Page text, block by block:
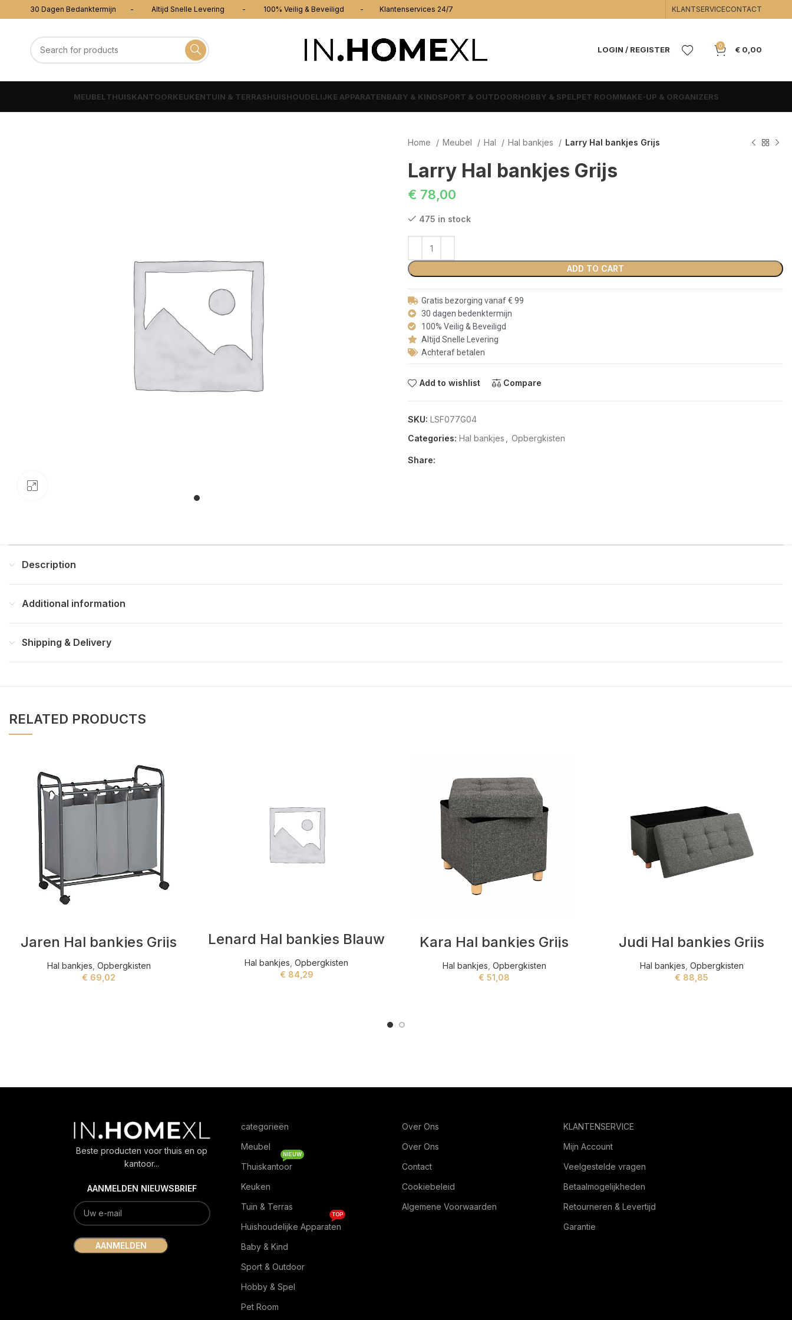
30 Dagen Bedanktermijn - Altijd Snelle Levering - 100% Veilig & Beveiligd - Klantenservices 24/7 KLANTSERVICECONTACT
LOGIN / REGISTER 0 € 0,00
MEUBEL THUISKANTOORKEUKENTUIN & TERRASHUISHOUDELIJKE APPARATENBABY & KINDSPORT & OUTDOORHOBBY & SPEL PET ROOMMAKE-UP & ORGANIZERS
Home Meubel Hal Hal bankjes Larry Hal bankjes Grijs
Larry Hal bankjes Grijs
€ 78,00
475 in stock
ADD TO CART
Gratis bezorging vanaf € 99
30 dagen bedenktermijn
100% Veilig & Beveiligd
Altijd Snelle Levering
Achteraf betalen
Add to wishlist Compare
SKU: LSF077G04
Categories: Hal bankjes Opbergkisten
Share:
Description
Additional information
Shipping & Delivery
RELATED PRODUCTS
Jaren Hal bankjes Grijs
Hal bankjes, Opbergkisten
€ 69,02
Lenard Hal bankjes Blauw
Hal bankjes ,Opbergkisten
€ 84,29
Kara Hal bankjes Grijs
Hal bankjes, Opbergkisten
€ 51,08
Judi Hal bankjes Grijs
Hal bankjes, Opbergkisten
€ 88,85
Beste producten voor thuis en op
kantoor...
AANMELDEN NIEUWSBRIEF
categorieën
Meubel
Thuiskantoor
NIEUW
Keuken
Tuin & Terras
Huishoudelijke Apparaten
TOP
Baby & Kind
Sport & Outdoor
Hobby & Spel
Pet Room
Over Ons
Over Ons
Contact
Cookiebeleid
Algemene Voorwaarden
KLANTENSERVICE
Mijn Account
Veelgestelde vragen
Betaalmogelijkheden
Retourneren & Levertijd
Garantie